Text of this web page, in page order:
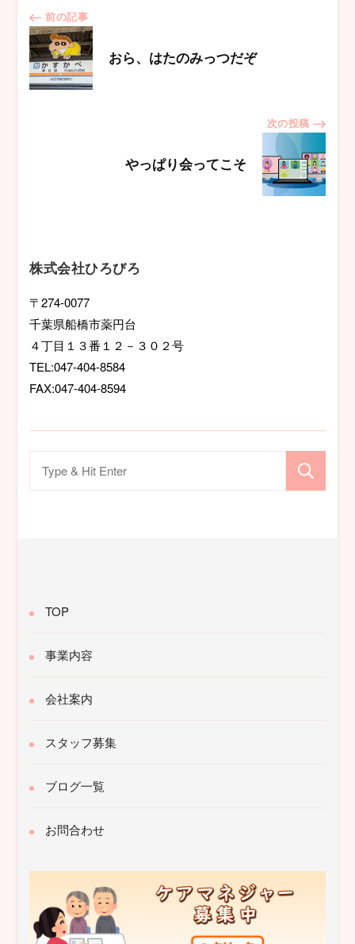
投
稿
ナ
シ
ョ
ン
前の記事
おら、はたのみっつだぞ
次の投稿
やっぱり会ってこそ
株式会社ひろびろ
〒274-0077
千葉県船橋市薬円台
４丁目１３番１２－３０２号
TEL:047-404-8584
FAX:047-404-8594
TOP
事業内容
会社案内
スタッフ募集
ブログ一覧
お問合わせ